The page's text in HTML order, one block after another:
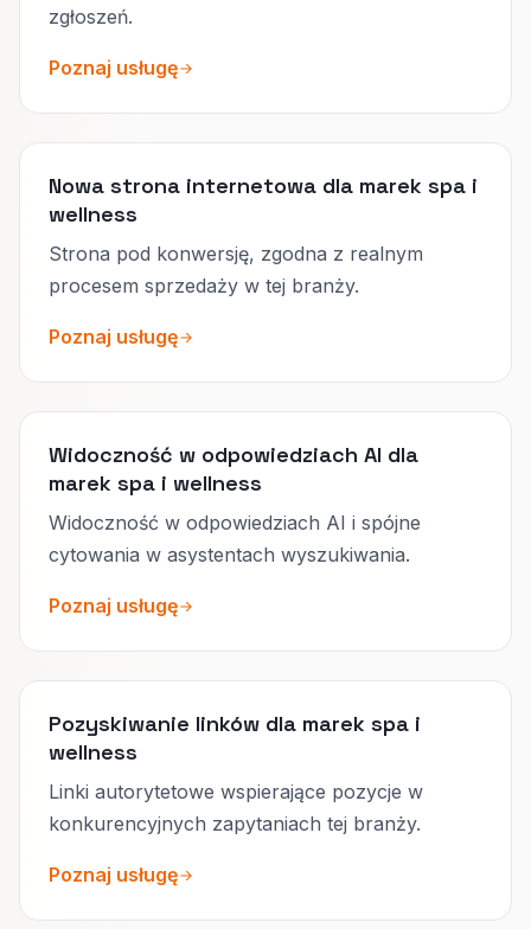
zgłoszeń.
Poznaj usługę
Nowa strona internetowa dla marek spa i
wellness
Strona pod konwersję, zgodna z realnym
procesem sprzedaży w tej branży.
Poznaj usługę
Widoczność w odpowiedziach AI dla
marek spa i wellness
Widoczność w odpowiedziach AI i spójne
cytowania w asystentach wyszukiwania.
Poznaj usługę
Pozyskiwanie linków dla marek spa i
wellness
Linki autorytetowe wspierające pozycje w
konkurencyjnych zapytaniach tej branży.
Poznaj usługę